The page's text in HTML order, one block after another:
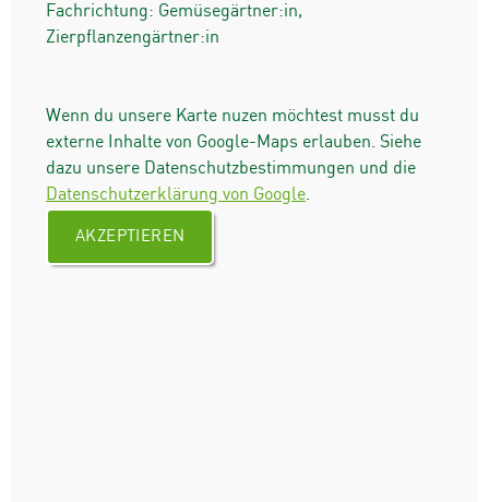
Fachrichtung: Gemüsegärtner:in,
Zierpflanzengärtner:in
Wenn du unsere Karte nuzen möchtest musst du
externe Inhalte von Google-Maps erlauben. Siehe
dazu unsere Datenschutzbestimmungen und die
Datenschutzerklärung von Google.
AKZEPTIEREN